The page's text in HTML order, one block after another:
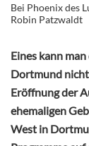
Bei Phoenix des
Robin Patzwaldt
Eines kann
Dortmund
Eröffnung der
ehemaligen
West in